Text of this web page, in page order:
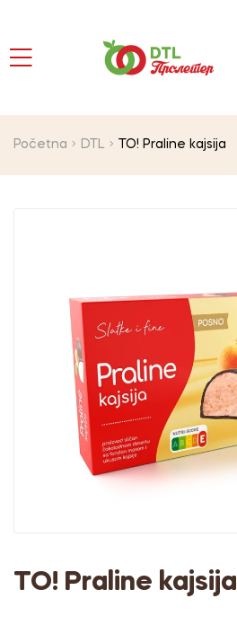
Početna DTL TO! Praline kajsija
TO! Praline kajsija